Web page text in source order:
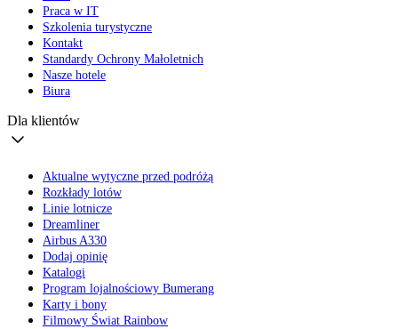
Praca w IT
Szkolenia turystyczne
Kontakt
Standardy Ochrony Małoletnich
Nasze hotele
Biura
Dla klientów
Aktualne wytyczne przed podróżą
Rozkłady lotów
Linie lotnicze
Dreamliner
Airbus A330
Dodaj opinię
Katalogi
Program lojalnościowy Bumerang
Karty i bony
Filmowy Świat Rainbow